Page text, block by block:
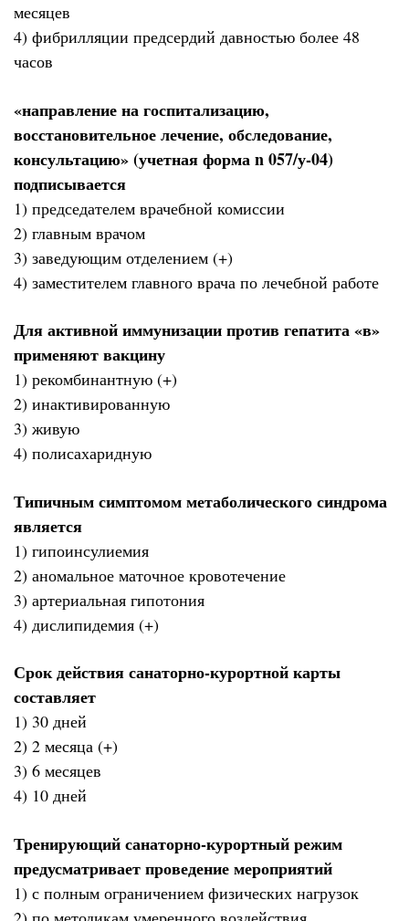
месяцев
4) фибрилляции предсердий давностью более 48
часов
«направление на госпитализацию,
восстановительное лечение, обследование,
консультацию» (учетная форма n 057/у-04)
подписывается
1) председателем врачебной комиссии
2) главным врачом
3) заведующим отделением (+)
4) заместителем главного врача по лечебной работе
Для активной иммунизации против гепатита «в»
применяют вакцину
1) рекомбинантную (+)
2) инактивированную
3) живую
4) полисахаридную
Типичным симптомом метаболического синдрома
является
1) гипоинсулиемия
2) аномальное маточное кровотечение
3) артериальная гипотония
4) дислипидемия (+)
Срок действия санаторно-курортной карты
составляет
1) 30 дней
2) 2 месяца (+)
3) 6 месяцев
4) 10 дней
Тренирующий санаторно-курортный режим
предусматривает проведение мероприятий
1) с полным ограничением физических нагрузок